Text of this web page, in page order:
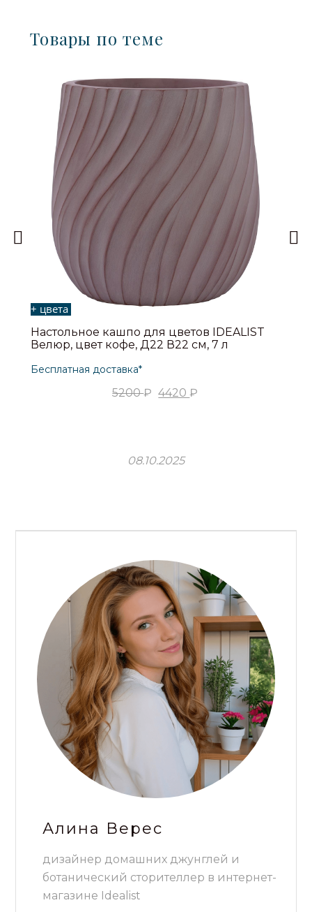
Товары по теме
+ цвета
Настольное кашпо для цветов IDEALIST
Велюр, цвет кофе, Д22 В22 см, 7 л
Бесплатная доставка*
5200₽ 4420₽
08.10.2025
Алина Верес
дизайнер домашних джунглей и
ботанический сторителлер в интернет-
магазине Idealist